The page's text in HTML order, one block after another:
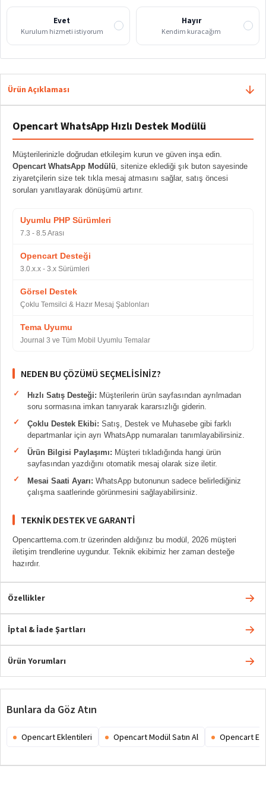
Evet
Kurulum hizmeti istiyorum
Hayır
Kendim kuracağım
Ürün Açıklaması
Opencart WhatsApp Hızlı Destek Modülü
Müşterilerinizle doğrudan etkileşim kurun ve güven inşa edin.
Opencart WhatsApp Modülü , sitenize eklediği şık buton sayesinde
ziyaretçilerin size tek tıkla mesaj atmasını sağlar, satış öncesi
soruları yanıtlayarak dönüşümü artırır.
Uyumlu PHP Sürümleri
7.3 - 8.5 Arası
Opencart Desteği
3.0.x.x - 3.x Sürümleri
Görsel Destek
Çoklu Temsilci & Hazır Mesaj Şablonları
Tema Uyumu
Journal 3 ve Tüm Mobil Uyumlu Temalar
NEDEN BU ÇÖZÜMÜ SEÇMELISINIZ?
Hızlı Satış Desteği: Müşterilerin ürün sayfasından ayrılmadan
soru sormasına imkan tanıyarak kararsızlığı giderin.
Çoklu Destek Ekibi: Satış, Destek ve Muhasebe gibi farklı
departmanlar için ayrı WhatsApp numaraları tanımlayabilirsiniz.
Ürün Bilgisi Paylaşımı: Müşteri tıkladığında hangi ürün
sayfasından yazdığını otomatik mesaj olarak size iletir.
Mesai Saati Ayarı: WhatsApp butonunun sadece belirlediğiniz
çalışma saatlerinde görünmesini sağlayabilirsiniz.
TEKNIK DESTEK VE GARANTI
Opencarttema.com.tr üzerinden aldığınız bu modül, 2026 müşteri
iletişim trendlerine uygundur. Teknik ekibimiz her zaman desteğe
hazırdır.
Özellikler
İptal & İade Şartları
Ürün Yorumları
Bunlara da Göz Atın
Opencart Eklentileri Opencart Modül Satın Al Opencart